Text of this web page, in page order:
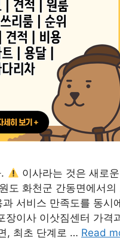
이사라는 것은 새로
도 화천군 간동면에서의
서비스 만족도를 동시
이사 이삿짐센터 가격
, 최초 단계로 … Read